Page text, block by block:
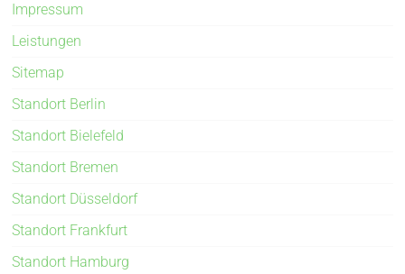
Impressum
Leistungen
Sitemap
Standort Berlin
Standort Bielefeld
Standort Bremen
Standort Düsseldorf
Standort Frankfurt
Standort Hamburg